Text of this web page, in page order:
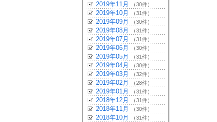
2019年11月 （30件）
2019年10月 （31件）
2019年09月 （30件）
2019年08月 （31件）
2019年07月 （31件）
2019年06月 （30件）
2019年05月 （31件）
2019年04月 （30件）
2019年03月 （32件）
2019年02月 （28件）
2019年01月 （31件）
2018年12月 （31件）
2018年11月 （30件）
2018年10月 （31件）